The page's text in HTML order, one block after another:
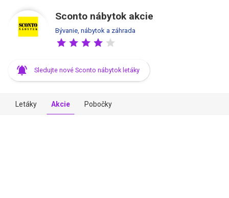
Sconto nábytok akcie
Bývanie, nábytok a záhrada
Sledujte nové Sconto nábytok letáky
Letáky Akcie Pobočky